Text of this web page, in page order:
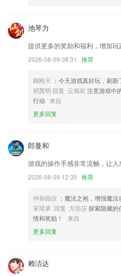
移除通知动作新增延迟移除
修复 网页转应用初次授权后未自动安装
解决微聊会话中拍照卡顿的问题
以上就是www.okooo.com的介绍，如
商店进行打分评论，说出您的使用经
化修改。
池琴力
提供更多的奖励和福利，增加
2026-08-09 08:31 推荐
顾刚天 ：今天游戏真好玩，刷新
祁茜明 回复 云旭岩 注意游戏中
行动 来自
更多回复
郎曼和
游戏的操作手感非常流畅，让人
2026-08-09 12:35 推荐
仲孙国仪 ：魔法之袍，增强魔
宋瑶承 回复 方浩莎探索隐藏的
情和奖励！
来自
更多回复
赖洁达